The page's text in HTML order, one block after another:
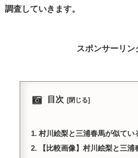
調査していきます。
スポンサーリン
目次
村川絵梨と三浦春馬が似てい
【比較画像】村川絵梨と三